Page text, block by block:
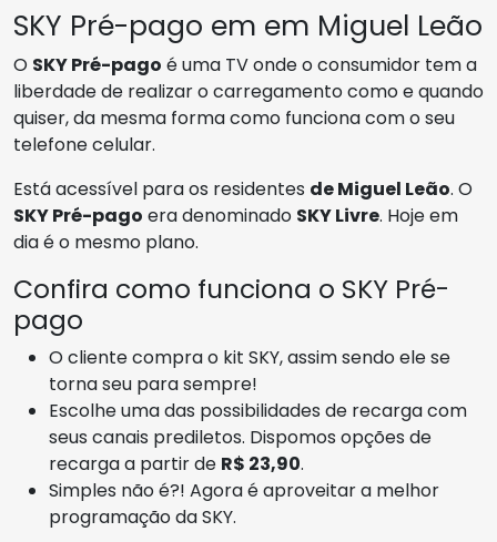
SKY Pré-pago em em Miguel Leão
O SKY Pré-pago é uma TV onde o consumidor tem a
liberdade de realizar o carregamento como e quando
quiser, da mesma forma como funciona com o seu
telefone celular.
Está acessível para os residentes de Miguel Leão. O
SKY Pré-pago era denominado SKY Livre. Hoje em
dia é o mesmo plano.
Confira como funciona o SKY Pré-
pago
O cliente compra o kit SKY, assim sendo ele se
torna seu para sempre!
Escolhe uma das possibilidades de recarga com
seus canais prediletos. Dispomos opções de
recarga a partir de R$ 23,90.
Simples não é?! Agora é aproveitar a melhor
programação da SKY.